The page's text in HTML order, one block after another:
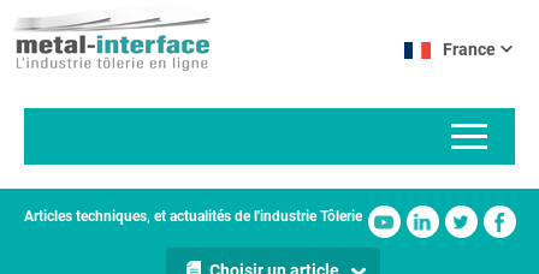
au
contenu
France
Articles techniques, et actualités de l'industrie Tôlerie